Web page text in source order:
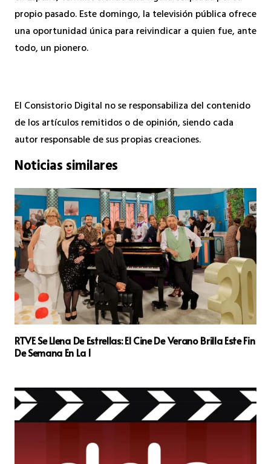
propio pasado. Este domingo, la televisión pública ofrece
una oportunidad única para reivindicar a quien fue, ante
todo, un pionero.
El Consistorio Digital no se responsabiliza del contenido
de los artículos remitidos o de opinión, siendo cada
autor responsable de sus propias creaciones.
Noticias similares
RTVE Se Llena De Estrellas: El Cine De Verano Brilla Este Fin
De Semana En La 1